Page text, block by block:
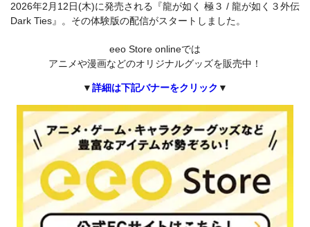
2026年2月12日(木)に発売される『龍が如く 極３ / 龍が如く３外伝
Dark Ties』。その体験版の配信がスタートしました。
eeo Store onlineでは
アニメや漫画などのオリジナルグッズを販売中！
▼詳細は下記バナーをクリック ▼